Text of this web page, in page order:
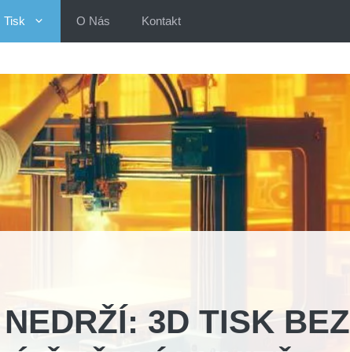
Tisk O Nás Kontakt
3D TISK BEZ